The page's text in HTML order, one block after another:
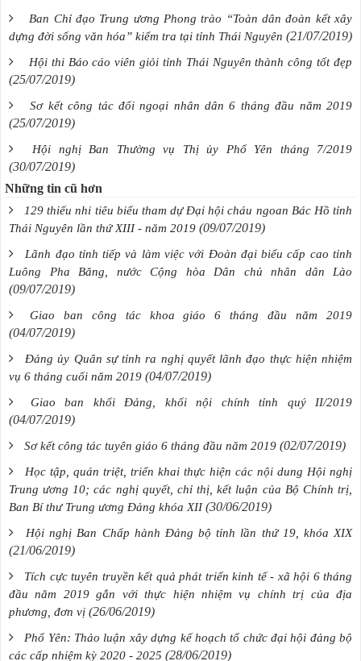
Ban Chỉ đạo Trung ương Phong trào “Toàn dân đoàn kết xây
dựng đời sống văn hóa” kiểm tra tại tỉnh Thái Nguyên (21/07/2019)
Hội thi Báo cáo viên giỏi tỉnh Thái Nguyên thành công tốt đẹp
(25/07/2019)
Sơ kết công tác đối ngoại nhân dân 6 tháng đầu năm 2019
(25/07/2019)
Hội nghị Ban Thường vụ Thị ủy Phổ Yên tháng 7/2019
(30/07/2019)
Những tin cũ hơn
129 thiếu nhi tiêu biểu tham dự Đại hội cháu ngoan Bác Hồ tỉnh
Thái Nguyên lần thứ XIII - năm 2019 (09/07/2019)
Lãnh đạo tỉnh tiếp và làm việc với Đoàn đại biểu cấp cao tỉnh
Luông Pha Băng, nước Cộng hòa Dân chủ nhân dân Lào
(09/07/2019)
Giao ban công tác khoa giáo 6 tháng đầu năm 2019
(04/07/2019)
Đảng ủy Quân sự tỉnh ra nghị quyết lãnh đạo thực hiện nhiệm
vụ 6 tháng cuối năm 2019 (04/07/2019)
Giao ban khối Đảng, khối nội chính tỉnh quý II/2019
(04/07/2019)
Sơ kết công tác tuyên giáo 6 tháng đầu năm 2019 (02/07/2019)
Học tập, quán triệt, triển khai thực hiện các nội dung Hội nghị
Trung ương 10; các nghị quyết, chỉ thị, kết luận của Bộ Chính trị,
Ban Bí thư Trung ương Đảng khóa XII (30/06/2019)
Hội nghị Ban Chấp hành Đảng bộ tỉnh lần thứ 19, khóa XIX
(21/06/2019)
Tích cực tuyên truyền kết quả phát triển kinh tế - xã hội 6 tháng
đầu năm 2019 gắn với thực hiện nhiệm vụ chính trị của địa
phương, đơn vị (26/06/2019)
Phổ Yên: Thảo luận xây dựng kế hoạch tổ chức đại hội đảng bộ
các cấp nhiệm kỳ 2020 - 2025 (28/06/2019)